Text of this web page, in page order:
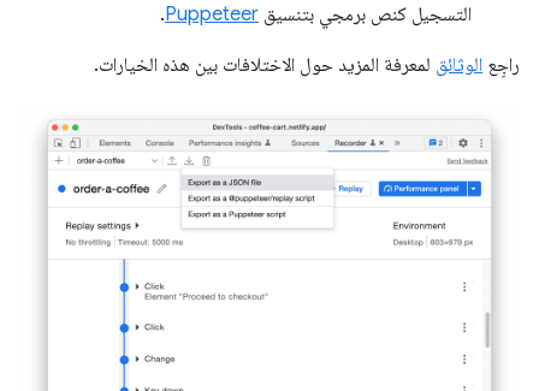
التسجيل كنص برمجي بتنسيق Puppeteer
.
راجِع الوثائق لمعرفة المزيد حول الاختلافات بين هذه الخيارات.